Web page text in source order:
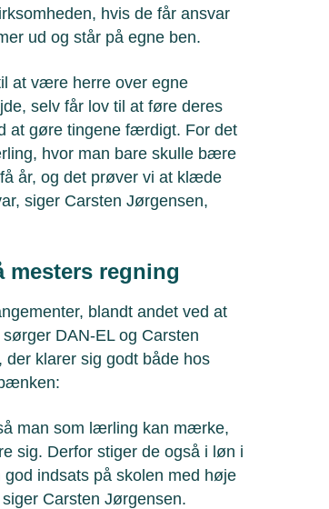
hvis de får ansvar
ud og står på egne ben.
at være herre over egne
selv får lov til at føre deres
at gøre tingene færdigt. For det
hvor man bare skulle bære
år, og det prøver vi at klæde
siger Carsten Jørgensen,
mesters regning
blandt andet ved at
DAN-EL og Carsten
klarer sig godt både hos
man som lærling kan mærke,
sig. Derfor stiger de også i løn i
indsats på skolen med høje
Carsten Jørgensen.